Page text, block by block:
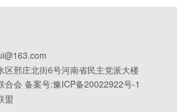
区邢庄北街6号河南省民主党派大楼
合会 备案号:豫ICP备20022922号-1
盟